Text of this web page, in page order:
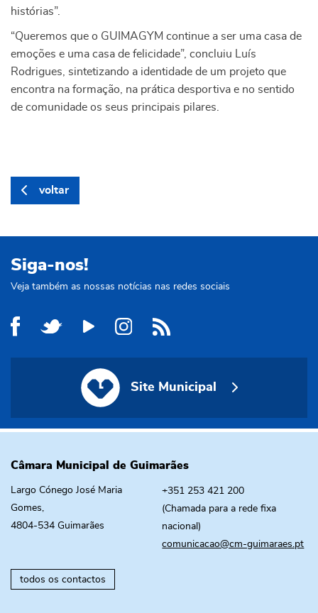
histórias”.
“Queremos que o GUIMAGYM continue a ser uma casa de
emoções e uma casa de felicidade”, concluiu Luís
Rodrigues, sintetizando a identidade de um projeto que
encontra na formação, na prática desportiva e no sentido
de comunidade os seus principais pilares.
voltar
Siga-nos!
Veja também as nossas notícias nas redes sociais
Site Municipal
Câmara Municipal de Guimarães
Largo Cónego José Maria
Gomes,
4804-534 Guimarães
+351 253 421 200
(Chamada para a rede fixa
nacional)
comunicacao@cm-guimaraes.pt
todos os contactos